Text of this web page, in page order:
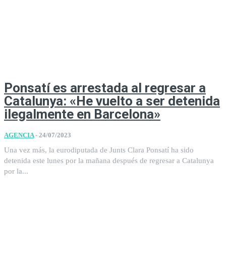
Ponsatí es arrestada al regresar a
Catalunya: «He vuelto a ser detenida
ilegalmente en Barcelona»
AGENCIA - 24/07/2023
Una vez más, la eurodiputada de Junts Clara Ponsatí ha sido
detenida este lunes por la mañana después de regresar a Catalunya
por la...